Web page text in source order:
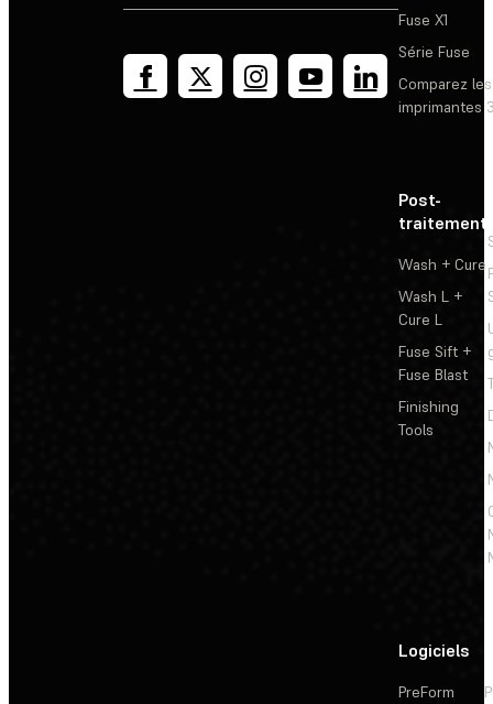
Fuse X1
Série Fuse
Comparez les
imprimantes
Post-
traitement
Wash + Cure
Wash L +
Cure L
Fuse Sift +
Fuse Blast
Finishing
Tools
Logiciels
PreForm